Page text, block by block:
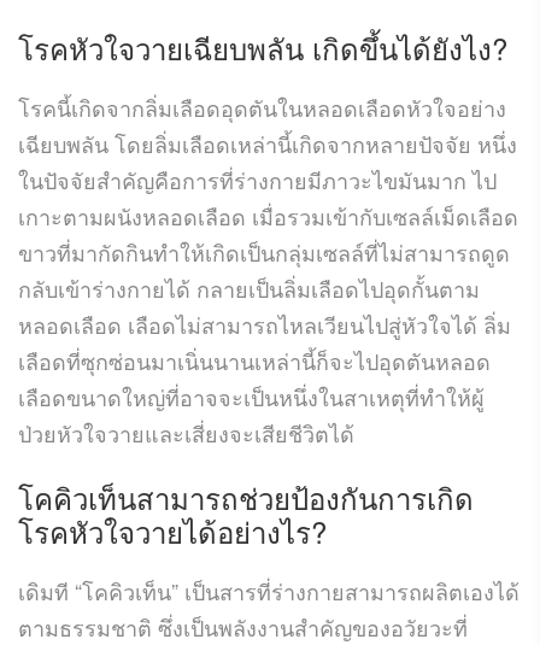
โรคหัวใจวายเฉียบพลัน เกิดขึ้นได้ยังไง?
โรคนี้เกิดจากลิ่มเลือดอุดตันในหลอดเลือดหัวใจอย่าง
เฉียบพลัน โดยลิ่มเลือดเหล่านี้เกิดจากหลายปัจจัย หนึ่ง
ในปัจจัยสำคัญคือการที่ร่างกายมีภาวะไขมันมาก ไป
เกาะตามผนังหลอดเลือด เมื่อรวมเข้ากับเซลล์เม็ดเลือด
ขาวที่มากัดกินทำให้เกิดเป็นกลุ่มเซลล์ที่ไม่สามารถดูด
กลับเข้าร่างกายได้ กลายเป็นลิ่มเลือดไปอุดกั้นตาม
หลอดเลือด เลือดไม่สามารถไหลเวียนไปสู่หัวใจได้ ลิ่ม
เลือดที่ซุกซ่อนมาเนิ่นนานเหล่านี้ก็จะไปอุดตันหลอด
เลือดขนาดใหญ่ที่อาจจะเป็นหนึ่งในสาเหตุที่ทำให้ผู้
ป่วยหัวใจวายและเสี่ยงจะเสียชีวิตได้
โคคิวเท็นสามารถช่วยป้องกันการเกิด
โรคหัวใจวายได้อย่างไร?
เดิมที “โคคิวเท็น” เป็นสารที่ร่างกายสามารถผลิตเองได้
ตามธรรมชาติ ซึ่งเป็นพลังงานสำคัญของอวัยวะที่